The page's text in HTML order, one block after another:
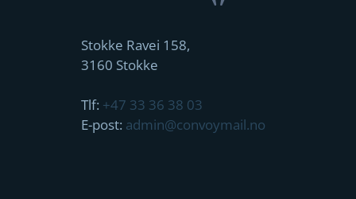
Stokke Ravei 158,
3160 Stokke
Tlf: +47 33 36 38 03
E-post: admin@convoymail.no